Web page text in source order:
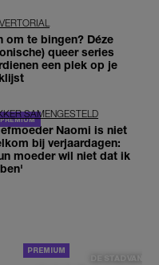
om te bingen? Déze
queer series
een plek op je
SAMENGESTELD
Naomi is niet
bij verjaardagen:
moeder wil niet dat ik
DE STAD VAN